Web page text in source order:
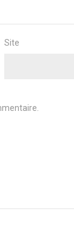
Site